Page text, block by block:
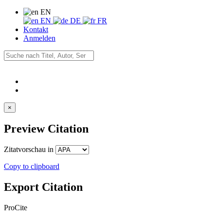
EN
EN
DE
FR
Kontakt
Anmelden
×
Preview Citation
Zitatvorschau in
Copy to clipboard
Export Citation
ProCite